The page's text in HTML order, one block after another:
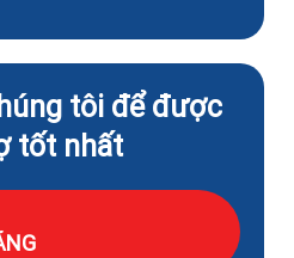
tôi để được
tốt nhất